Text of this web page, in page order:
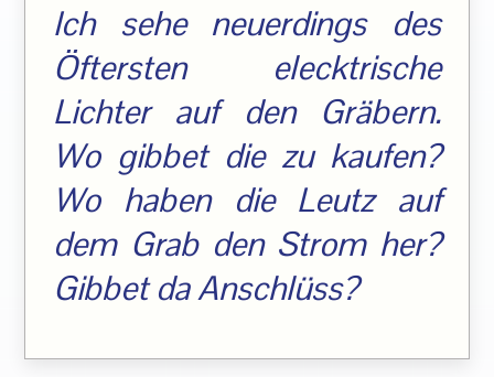
Ich sehe neuerdings des
Öftersten elecktrische
Lichter auf den Gräbern.
Wo gibbet die zu kaufen?
Wo haben die Leutz auf
dem Grab den Strom her?
Gibbet da Anschlüss?